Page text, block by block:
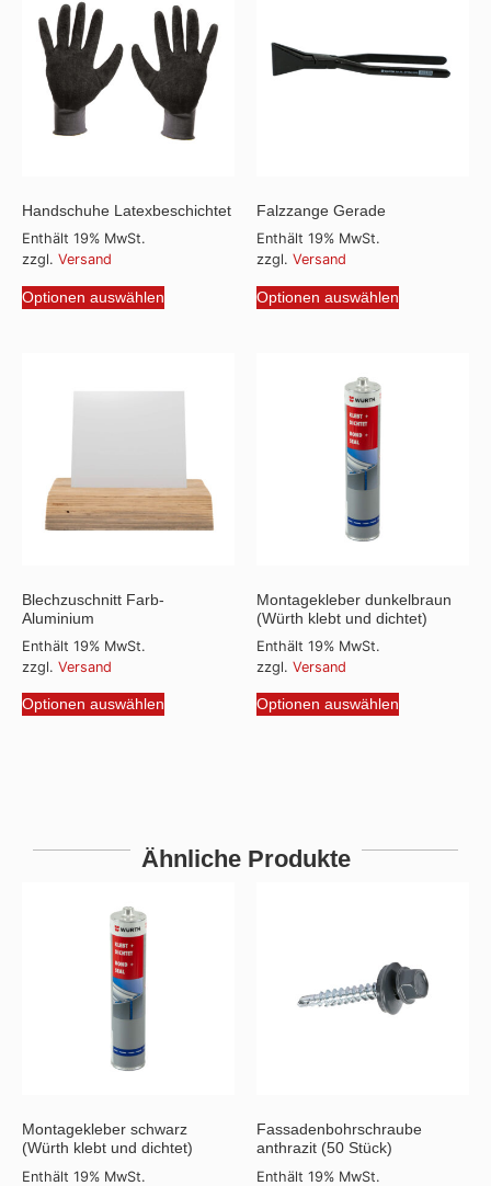
Handschuhe Latexbeschichtet
Enthält 19% MwSt.
zzgl. Versand
Optionen auswählen
Falzzange Gerade
Enthält 19% MwSt.
zzgl. Versand
Optionen auswählen
Blechzuschnitt Farb-
Aluminium
Enthält 19% MwSt.
zzgl. Versand
Optionen auswählen
Montagekleber dunkelbraun
(Würth klebt und dichtet)
Enthält 19% MwSt.
zzgl. Versand
Optionen auswählen
Ähnliche Produkte
Montagekleber schwarz
(Würth klebt und dichtet)
Enthält 19% MwSt.
Fassadenbohrschraube
anthrazit (50 Stück)
Enthält 19% MwSt.